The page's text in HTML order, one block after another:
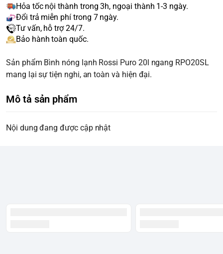
Hỏa tốc nội thành trong 3h, ngoại thành 1-3 ngày.
Đổi trả miễn phí trong 7 ngày.
Tư vấn, hỗ trợ 24/7.
Bảo hành toàn quốc.
Sản phẩm Bình nóng lạnh Rossi Puro 20l ngang RPO20SL
mang lại sự tiện nghi, an toàn và hiện đại.
Mô tả sản phẩm
Nội dung đang được cập nhật